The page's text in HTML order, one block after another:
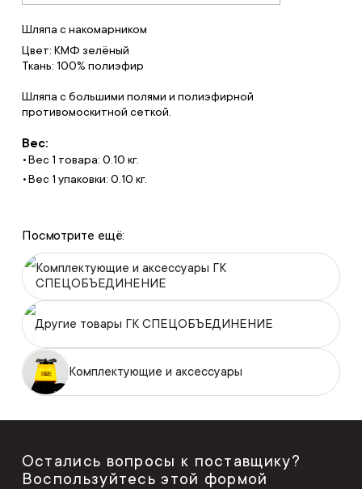
Шляпа с накомарником
Цвет: КМФ зелёный
Ткань: 100% полиэфир
Шляпа с большими полями и полиэфирной
противомоскитной сеткой.
Вес:
Вес 1 товара: 0.10 кг.
Вес 1 упаковки: 0.10 кг.
Посмотрите ещё:
Комплектующие и аксессуары ГК
СПЕЦОБЪЕДИНЕНИЕ
Другие товары ГК СПЕЦОБЪЕДИНЕНИЕ
Комплектующие и аксессуары
Остались вопросы к поставщику?
Воспользуйтесь этой формой